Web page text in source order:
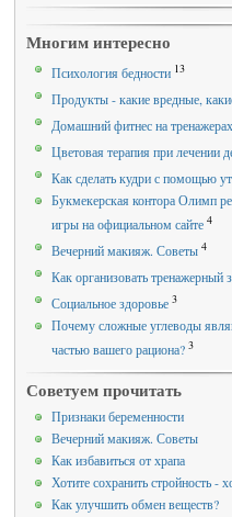
Многим интересно
Психология бедности 13
Продукты - какие вредные,
Домашний фитнес на тренажерах
Цветовая терапия при лечении
Как сделать кудри с помощью
Букмекерская контора Олимп
игры на официальном сайте 4
Вечерний макияж. Советы 4
Как организовать тренажерный
Социальное здоровье 3
Почему сложные углеводы
частью вашего рациона? 3
Советуем прочитать
Признаки беременности
Вечерний макияж. Советы
Как избавиться от храпа
Хотите сохранить стройность -
Как улучшить обмен веществ?